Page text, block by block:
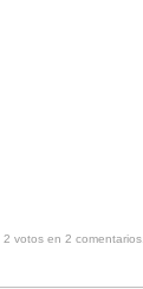
2 votos en 2 comentarios.